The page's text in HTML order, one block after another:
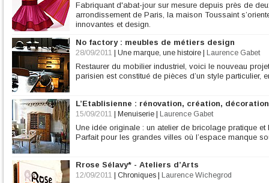
Fabriquant d'abat-jour sur mesure depuis près de
arrondissement de Paris, la maison Toussaint
innovantes et design.
No factory : meubles de métiers design
28/09/2011 Une marque, une histoire Laurence Gabet
Restaurer du mobilier industriel, voici le nouveau
parisien est constitué de pièces d’un style particulier,
L’Etablisienne : rénovation, création, décoration
15/09/2011 Menuiserie Laurence Gabet
Une idée originale : un atelier de bricolage pratique et
Parfait pour les grandes villes où l’espace manque
Rrose Sélavy* - Ateliers d’Arts
12/09/2011 Chroniques Laurence Wichegrod